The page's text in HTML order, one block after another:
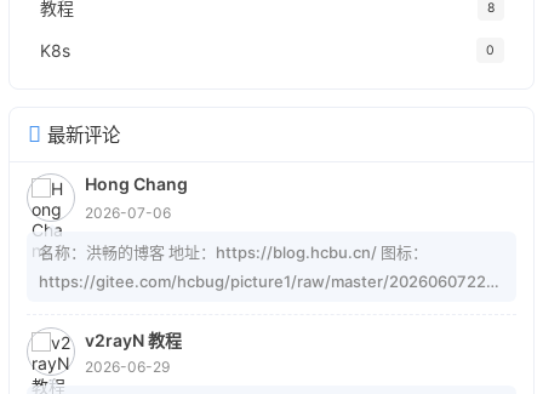
教程 8
K8s 0
最新评论
Hong Chang
2026-07-06
名称：洪畅的博客 地址：https://blog.hcbu.cn/ 图标：
https://gitee.com/hcbug/picture1/raw/master/20260607223
https://blog.hcbu.cn/atom.xml
v2rayN 教程
2026-06-29